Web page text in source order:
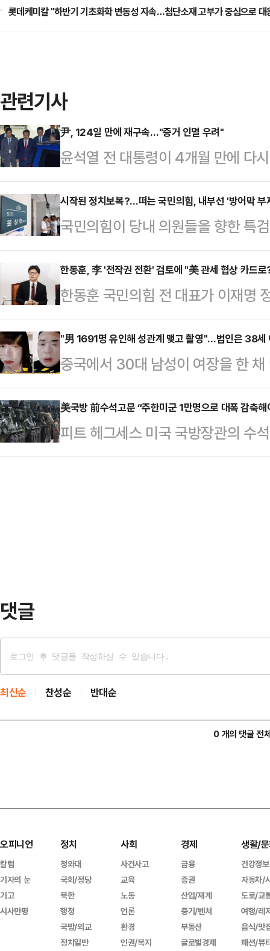
롯데케미칼 "하반기 기초화학 변동성 지속…첨단소재 고부가 중심으로 대
관련기사
尹, 124일 만에 재구속…"증거 인멸 우려"
윤석열 전 대통령이 4개월 만에 다
조은석 내란 특별검사(특검)팀의
중앙지방법원 남세진 영장전담 부
멸할 염려가 있다"며 윤 전 대통령
는 전날 오후 2시22분부터 9시1분
특검 측 주장과 윤 전 대통령 측 주
다. 윤 전 대통령은 지난 3월8일 내
풀려난 뒤 1…
시작된 정치보복?…떠는 국민의힘, 내부선 '방어막 부
국민의힘이 당내 의원들을 향한 특
구축에 나섰다. 이번 수사를 즉각 '
기구 설치를 예고하는 등 적극적으
통령을 향해 본인 재판에 임해야 한
있다. 하지만 당내 일각에선 이미
인 방법이 없다는 우려가 감지되고
원내대표는 9일 국회에서 열린 의
칼을 휘두르기 시작했다.…
한동훈, 李 '전작권 전환' 검토에 "美 관세 협상 카드
한동훈 국민의힘 전 대표가 이재명
제권(전작권) 전환을 검토할 수 있
라며 우려를 표했다.한동훈 전 대
기 시 미국이 대한민국과 함께 싸울
억제(extended deterrence)의 상
는 미국의 전략자산인 핵잠수함과
계를 유지해야 한다"고 주장했다.
작전권 환…
"男 1691명 유인해 성관계 맺고 촬영"…범인은 38세
중국에서 30대 남성이 여장을 한
포한 혐의로 경찰에 붙잡혔다.8일(
방 경찰은 지난 6일 음란물 유포
했다.이른바 '붉은 삼촌'이라고 불
집으로 유혹해 성관계를 맺으며 이
美국방 前수석고문 “주한미군 1만명으로 대폭 감축해
피트 헤그세스 미국 국방장관의 수
8500명가량인 주한미군 중에서 지
댓글
최신순 찬성순 반대순
0 개의 댓글 전
오피니언
칼럼
기자의 눈
기고
시사만평
정치
청와대
국회/정당
북한
행정
국방/외교
정치일반
사회
사건사고
교육
노동
언론
환경
인권/복지
경제
금융
증권
산업/재계
중기/벤처
부동산
글로벌경제
생활/
건강정보
자동차/
도로/교
여행/레
음식/맛
패션/뷰